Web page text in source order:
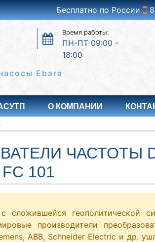
Бесплатно по России
Время работы:
ПН-ПТ 09:00 -
18:00
Ebara
О КОМПАНИИ
FC 101
ЧАСТОТЫ
101
сложившейся геополитической
производители
ABB, Schneider Electric и др.